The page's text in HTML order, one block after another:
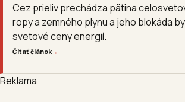
Cez prieliv prechádza pätina
ropy a zemného plynu a jeho blokáda
svetové ceny energií.
Čítať článok→
Reklama